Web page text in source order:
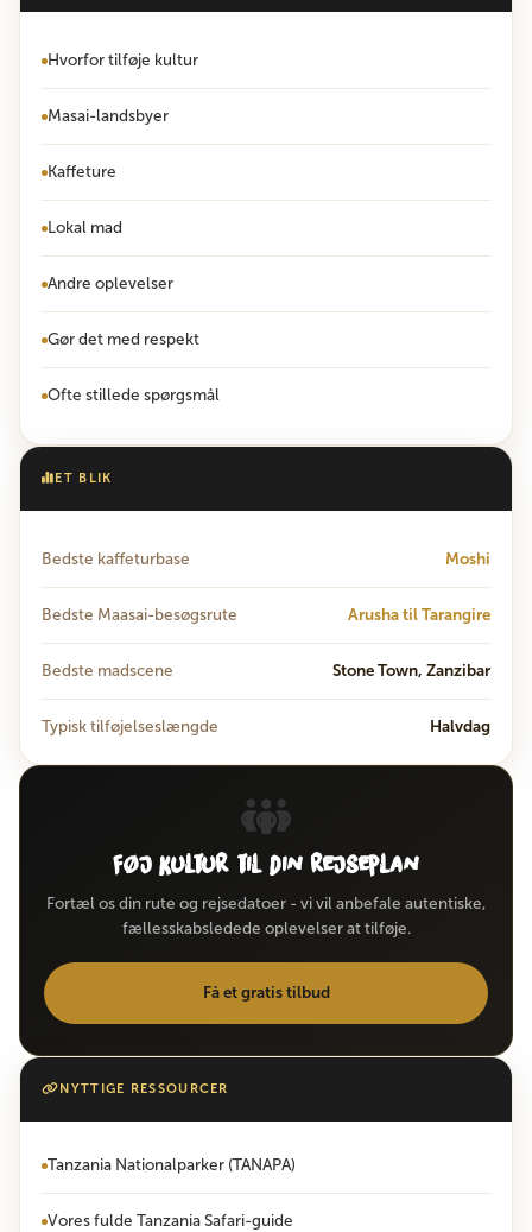
Hvorfor tilføje kultur
Masai-landsbyer
Kaffeture
Lokal mad
Andre oplevelser
Gør det med respekt
Ofte stillede spørgsmål
ET BLIK
Bedste kaffeturbase Moshi
Bedste Maasai-besøgsrute Arusha til Tarangire
Bedste madscene Stone Town, Zanzibar
Typisk tilføjelseslængde Halvdag
Føj kultur til din rejseplan
Fortæl os din rute og rejsedatoer - vi vil anbefale autentiske,
fællesskabsledede oplevelser at tilføje.
Få et gratis tilbud
NYTTIGE RESSOURCER
Tanzania Nationalparker (TANAPA)
Vores fulde Tanzania Safari-guide